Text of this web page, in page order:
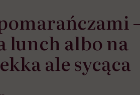
lunch albo na
ale sycąca